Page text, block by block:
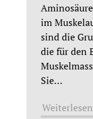
im
sind die
die für den
Sie…
Weiterlesen